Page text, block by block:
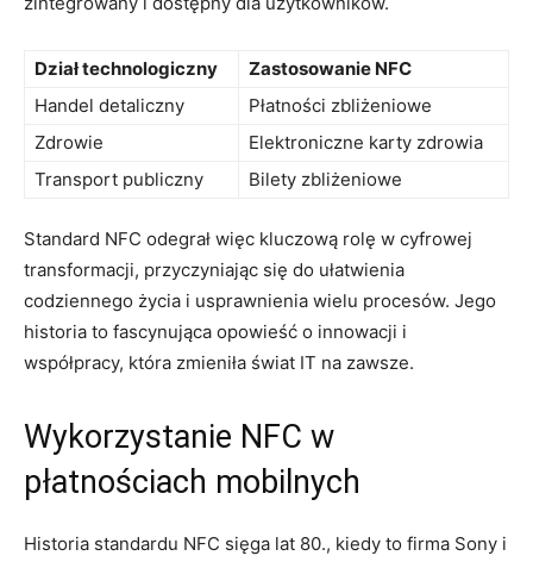
Dział technologiczny
Zastosowanie NFC
Handel detaliczny
Płatności zbliżeniowe
Zdrowie
Elektroniczne karty zdrowia
Transport publiczny
Bilety zbliżeniowe
Standard NFC odegrał więc kluczową rolę w cyfrowej
transformacji, przyczyniając się do ułatwienia
codziennego życia i usprawnienia wielu procesów. Jego
historia to fascynująca opowieść o innowacji i
współpracy, która zmieniła świat IT na zawsze.
Wykorzystanie NFC w
płatnościach mobilnych
Historia standardu NFC sięga lat 80., kiedy to firma Sony i